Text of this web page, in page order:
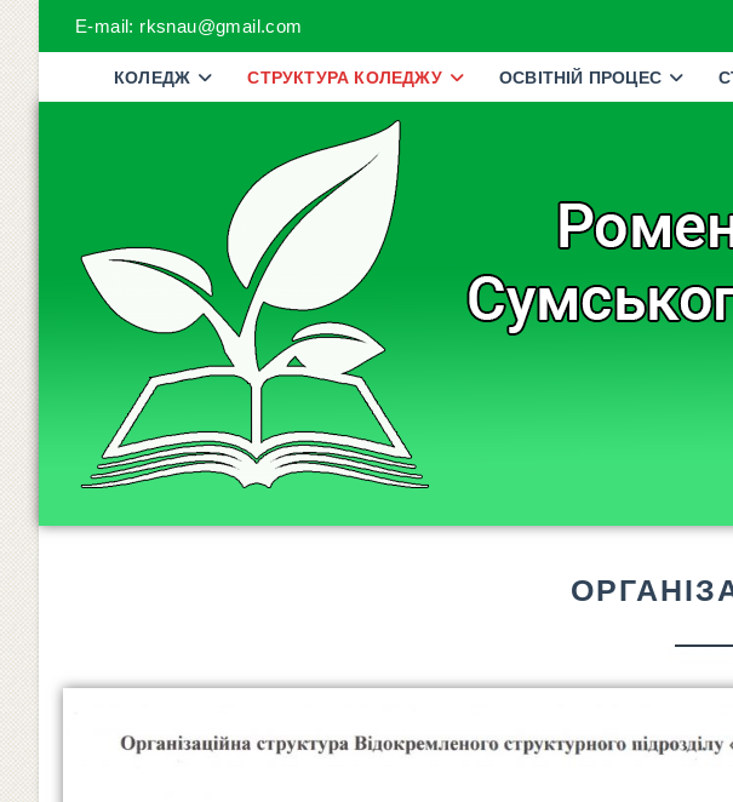
E-mail: rksnau@gmail.com
КОЛЕДЖ СТРУКТУРА КОЛЕДЖУ ОСВІТНІЙ ПРОЦЕС